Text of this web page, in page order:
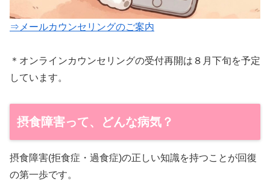
⇒メールカウンセリングのご案内
＊オンラインカウンセリングの受付再開は８月下旬を予定
しています。
摂食障害って、どんな病気？
摂食障害(拒食症・過食症)の正しい知識を持つことが回復
の第一歩です。